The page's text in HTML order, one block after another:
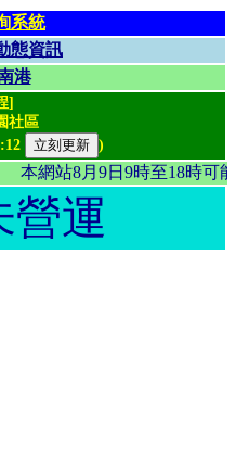
系統
態資訊
港
]
社區
)
本網站8月9日9時至18
營運